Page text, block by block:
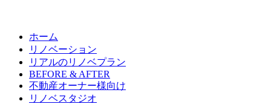
ホーム
リノベーション
リアルのリノベプラン
BEFORE & AFTER
不動産オーナー様向け
リノベスタジオ